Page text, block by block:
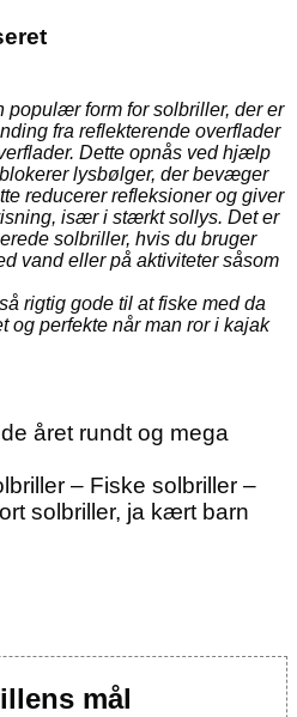
populær form for solbriller, der er
fra reflekterende overflader
Dette opnås ved hjælp
lysbølger, der bevæger
reducerer refleksioner og giver
især i stærkt sollys. Det er
solbriller, hvis du bruger
vand eller på aktiviteter såsom
rigtig gode til at fiske med da
og perfekte når man ror i kajak
året rundt og mega
– Fiske solbriller –
solbriller, ja kært barn
mål